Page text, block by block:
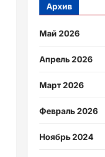
Архив
Май 2026
Апрель 2026
Март 2026
Февраль 2026
Ноябрь 2024